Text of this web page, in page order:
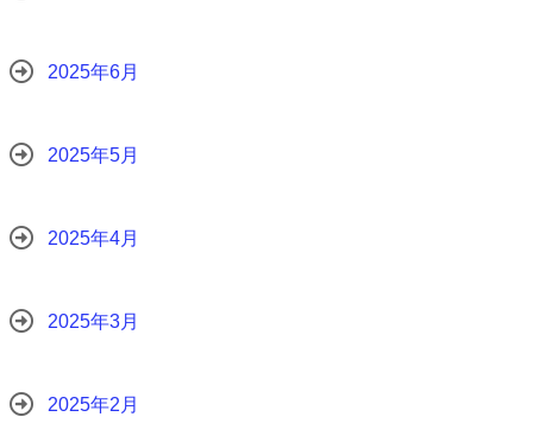
2025年6月
2025年5月
2025年4月
2025年3月
2025年2月